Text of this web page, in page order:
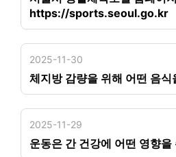
https://sports.seoul.go.kr
2025-11-30
체지방 감량을 위해 어떤 음
2025-11-29
운동은 간 건강에 어떤 영향을